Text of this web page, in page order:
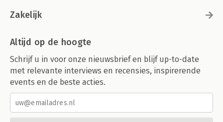
Zakelijk
Altijd op de hoogte
Schrijf u in voor onze nieuwsbrief en blijf up-to-date
met relevante interviews en recensies, inspirerende
events en de beste acties.